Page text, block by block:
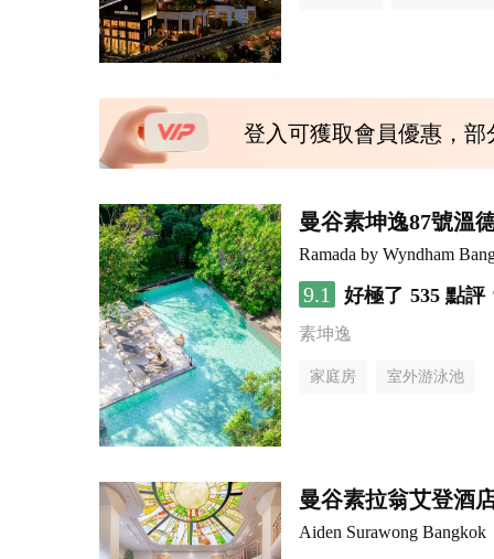
登入可獲取會員優惠，
曼谷素坤逸87號溫
Ramada by Wyndham
9.1 好極了 535 點評
素坤逸
家庭房 室外游泳池
曼谷素拉翁艾登酒
Aiden Surawong Bangkok